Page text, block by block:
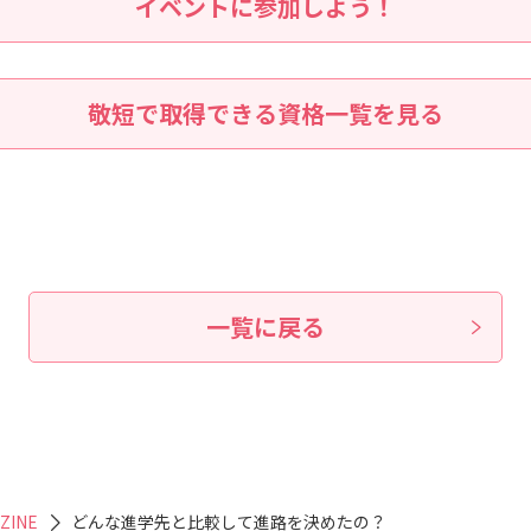
敬短で取得できる資格一覧を見る
一覧に戻る
どんな進学先と比較して進路を決めたの？